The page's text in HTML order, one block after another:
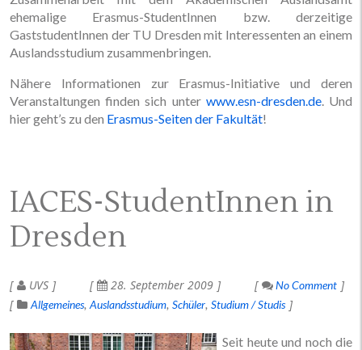
ehemalige Erasmus-StudentInnen bzw. derzeitige
GaststudentInnen der TU Dresden mit Interessenten an einem
Auslandsstudium zusammenbringen.
Nähere Informationen zur Erasmus-Initiative und deren
Veranstaltungen finden sich unter www.esn-dresden.de. Und
hier geht’s zu den Erasmus-Seiten der Fakultät!
IACES-StudentInnen in
Dresden
UVS 28. September 2009
No Comment
Allgemeines Auslandsstudium Schüler Studium / Studis
Seit heute und noch die